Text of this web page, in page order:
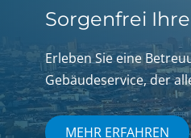
Sorgenfrei
Erleben Sie eine
Gebäudeservice, der
MEHR ERFAHREN